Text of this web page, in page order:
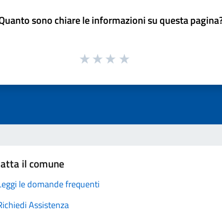
sono chiare le informazioni su questa
il comune
le domande frequenti
Assistenza